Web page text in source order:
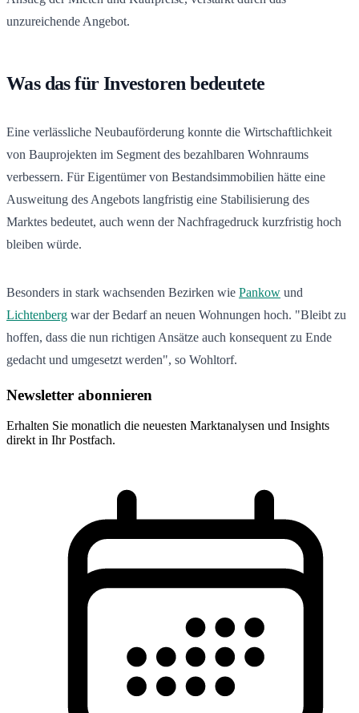
unzureichende Angebot.
Was das für Investoren bedeutete
Eine verlässliche Neubauförderung konnte die Wirtschaftlichkeit
von Bauprojekten im Segment des bezahlbaren Wohnraums
verbessern. Für Eigentümer von Bestandsimmobilien hätte eine
Ausweitung des Angebots langfristig eine Stabilisierung des
Marktes bedeutet, auch wenn der Nachfragedruck kurzfristig hoch
bleiben würde.
Besonders in stark wachsenden Bezirken wie Pankow und
Lichtenberg war der Bedarf an neuen Wohnungen hoch. "Bleibt zu
hoffen, dass die nun richtigen Ansätze auch konsequent zu Ende
gedacht und umgesetzt werden", so Wohltorf.
Newsletter abonnieren
Erhalten Sie monatlich die neuesten Marktanalysen und Insights
direkt in Ihr Postfach.